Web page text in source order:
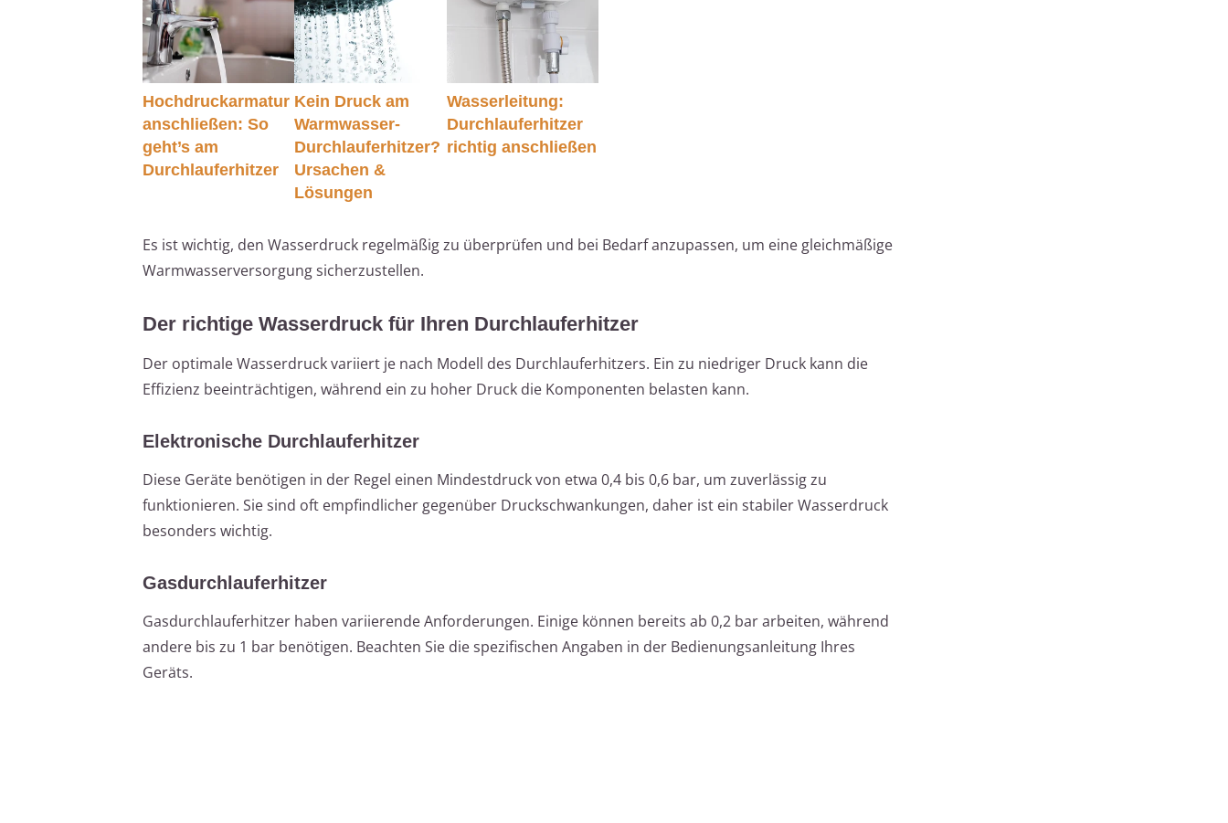
Hochdruckarmatur
anschließen: So
geht’s am
Durchlauferhitzer
Kein Druck am
Warmwasser-
Durchlauferhitzer?
Ursachen &
Lösungen
Wasserleitung:
Durchlauferhitzer
richtig anschließen
Es ist wichtig, den Wasserdruck regelmäßig zu überprüfen und bei Bedarf anzupassen, um eine gleichmäßige
Warmwasserversorgung sicherzustellen.
Der richtige Wasserdruck für Ihren Durchlauferhitzer
Der optimale Wasserdruck variiert je nach Modell des Durchlauferhitzers. Ein zu niedriger Druck kann die
Effizienz beeinträchtigen, während ein zu hoher Druck die Komponenten belasten kann.
Elektronische Durchlauferhitzer
Diese Geräte benötigen in der Regel einen Mindestdruck von etwa 0,4 bis 0,6 bar, um zuverlässig zu
funktionieren. Sie sind oft empfindlicher gegenüber Druckschwankungen, daher ist ein stabiler Wasserdruck
besonders wichtig.
Gasdurchlauferhitzer
Gasdurchlauferhitzer haben variierende Anforderungen. Einige können bereits ab 0,2 bar arbeiten, während
andere bis zu 1 bar benötigen. Beachten Sie die spezifischen Angaben in der Bedienungsanleitung Ihres
Geräts.